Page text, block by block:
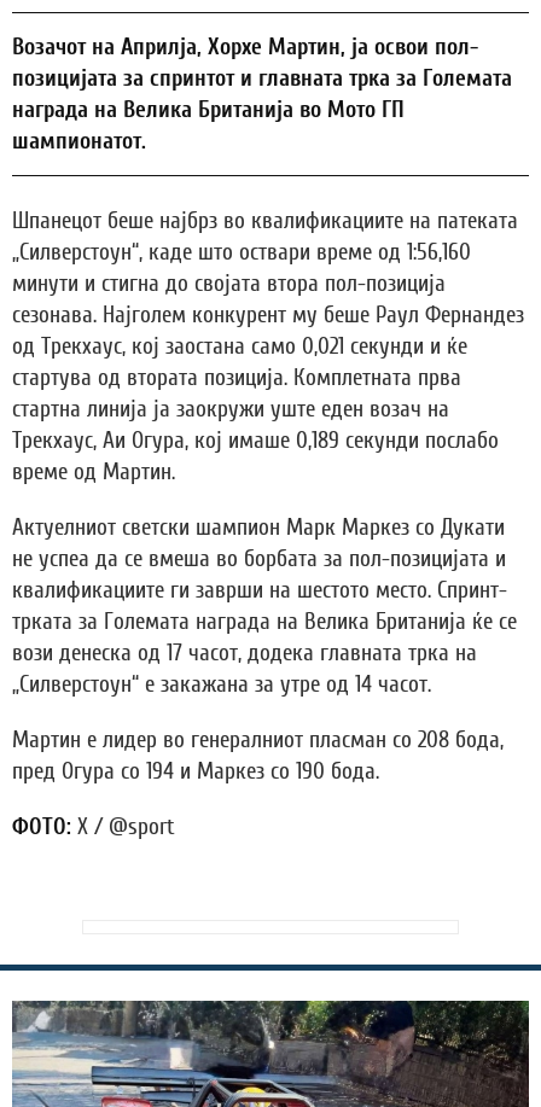
Возачот на Априлја, Хорхе Мартин, ја освои пол-
позицијата за спринтот и главната трка за Големата
награда на Велика Британија во Мото ГП
шампионатот.
Шпанецот беше најбрз во квалификациите на патеката
„Силверстоун“, каде што оствари време од 1:56,160
минути и стигна до својата втора пол-позиција
сезонава. Најголем конкурент му беше Раул Фернандез
од Трекхаус, кој заостана само 0,021 секунди и ќе
стартува од втората позиција. Комплетната прва
стартна линија ја заокружи уште еден возач на
Трекхаус, Аи Огура, кој имаше 0,189 секунди послабо
време од Мартин.
Актуелниот светски шампион Марк Маркез со Дукати
не успеа да се вмеша во борбата за пол-позицијата и
квалификациите ги заврши на шестото место. Спринт-
трката за Големата награда на Велика Британија ќе се
вози денеска од 17 часот, додека главната трка на
„Силверстоун“ е закажана за утре од 14 часот.
Мартин е лидер во генералниот пласман со 208 бода,
пред Огура со 194 и Маркез со 190 бода.
ФОТО: X / @sport